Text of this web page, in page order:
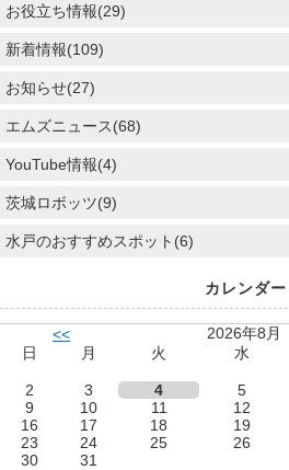
お役立ち情報(29)
新着情報(109)
お知らせ(27)
エムズニュース(68)
YouTube情報(4)
茨城ロボッツ(9)
水戸のおすすめスポット(6)
カレンダー
<<
2026年8月
日
月 火 水
2
3 4 5
9
10 11 12
16
17 18 19
23
24 25 26
30
31